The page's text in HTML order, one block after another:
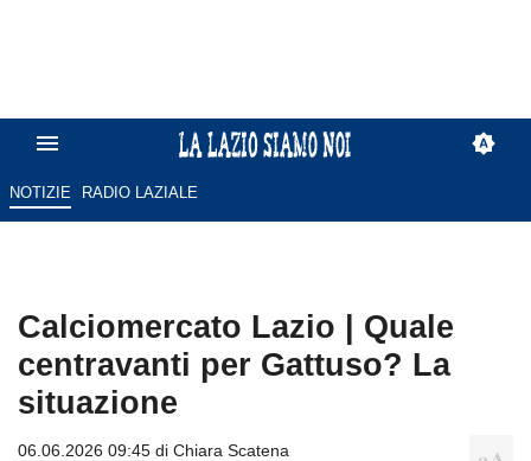
NOTIZIE RADIO LAZIALE
Calciomercato Lazio | Quale
centravanti per Gattuso? La
situazione
06.06.2026 09:45 di Chiara Scatena